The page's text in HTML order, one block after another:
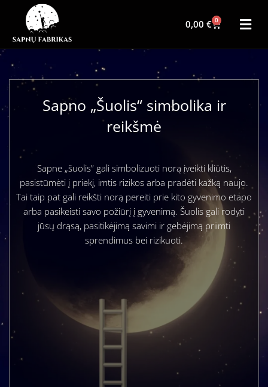
0,00 € 0
Sapno „Šuolis“ simbolika ir
reikšmė
Sapne „šuolis” gali simbolizuoti norą įveikti kliūtis,
pasistūmėti į priekį, imtis rizikos arba pradėti kažką naujo.
Tai taip pat gali reikšti norą pereiti prie kito gyvenimo etapo
arba pasikeisti savo požiūrį į gyvenimą. Šuolis gali rodyti
jūsų drąsą, pasitikėjimą savimi ir gebėjimą priimti
sprendimus bei rizikuoti.